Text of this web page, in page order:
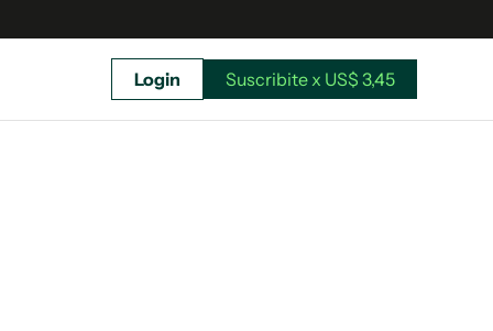
Login Suscribite x US$ 3,45